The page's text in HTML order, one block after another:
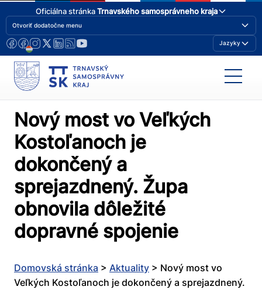
Oficiálna stránkaTrnavského samosprávneho kraja
Otvoriť dodatočne menu
Jazyky
Nový most vo Veľkých
Kostoľanoch je
dokončený a
sprejazdnený. Župa
obnovila dôležité
dopravné spojenie
Domovská stránka > Aktuality > Nový most vo
Veľkých Kostoľanoch je dokončený a sprejazdnený.